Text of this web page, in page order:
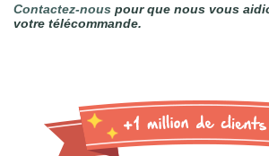
Contactez-nous pour que nous vous
votre télécommande.